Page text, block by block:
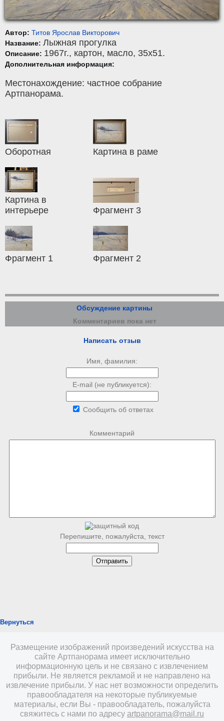
Автор: Титов Ярослав Викторович
Название: Лыжная прогулка
Описание: 1967г., картон, масло, 35x51.
Дополнительная информация:
Местонахождение: частное собрание
Артпанорама.
Оборотная Картина в раме
Картина в
интерьере
Фрагмент 3
Фрагмент 1 Фрагмент 2
Обсуждение картины
Комментариев пока нет
Написать отзыв
Имя, фамилия:
E-mail (не публикуется):
Сообщить об ответах
Комментарий
Перепишите, пожалуйста, текст
Вернуться
Размещение изображений произведений искусства на
сайте Артпанорама имеет исключительно
информационную цель и не связано с извлечением
прибыли. Не является рекламой и не направлено на
извлечение прибыли. У нас нет возможности определить
правообладателя на некоторые публикуемые
материалы, если Вы - правообладатель, пожалуйста
свяжитесь с нами по адресу artpanorama@mail.ru